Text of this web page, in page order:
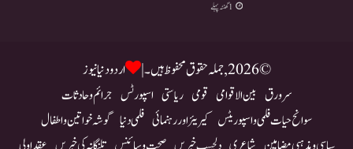
1 گھنٹہ پہلے
© 2026, جملہ حقوق محفوظ ہیں۔ | اردو دنیا نیوز
سرورق بین الاقوامی قومی ریاستی اسپورٹس جرائم و حادثات
سوانح حیات فلمی و اسپوریٹس کیریئر اور رہنمائی فلمی دنیا گوشہ خواتین و اطفال